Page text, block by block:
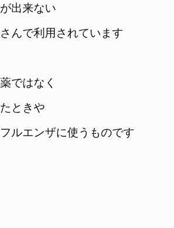
出来ない
んで利用されています
ではなく
ときや
ルエンザに使うものです